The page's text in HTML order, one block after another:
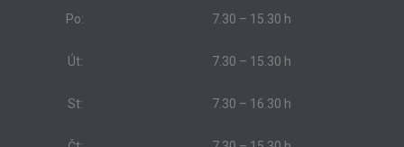
Po: 7.30 – 15.30 h
Út: 7.30 – 15.30 h
St: 7.30 – 16.30 h